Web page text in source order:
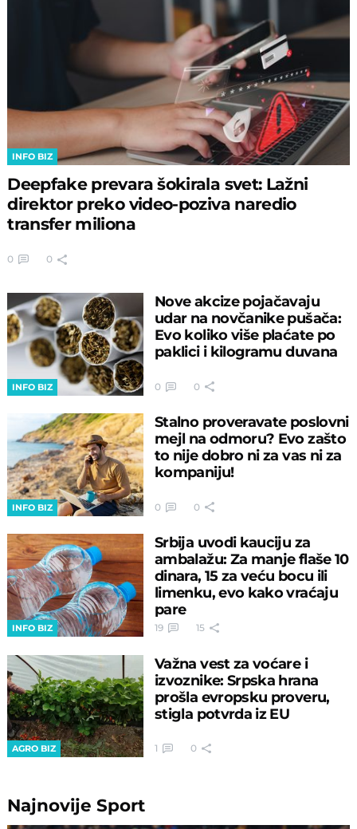
INFO BIZ
Deepfake prevara šokirala svet: Lažni
direktor preko video-poziva naredio
transfer miliona
0 0
INFO BIZ
Nove akcize pojačavaju
udar na novčanike pušača:
Evo koliko više plaćate po
paklici i kilogramu duvana
0 0
INFO BIZ
Stalno proveravate poslovni
mejl na odmoru? Evo zašto
to nije dobro ni za vas ni za
kompaniju!
0 0
INFO BIZ
Srbija uvodi kauciju za
ambalažu: Za manje flaše 10
dinara, 15 za veću bocu ili
limenku, evo kako vraćaju
pare
19 15
AGRO BIZ
Važna vest za voćare i
izvoznike: Srpska hrana
prošla evropsku proveru,
stigla potvrda iz EU
1 0
NajnovijeSport